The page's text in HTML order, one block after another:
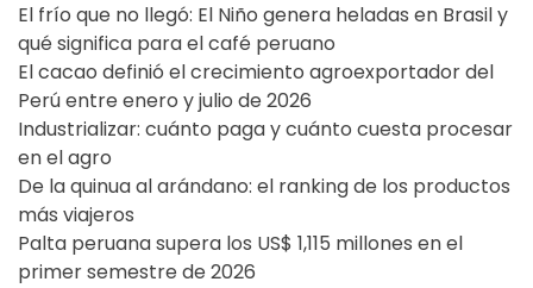
El frío que no llegó: El Niño genera heladas en Brasil y
qué significa para el café peruano
El cacao definió el crecimiento agroexportador del
Perú entre enero y julio de 2026
Industrializar: cuánto paga y cuánto cuesta procesar
en el agro
De la quinua al arándano: el ranking de los productos
más viajeros
Palta peruana supera los US$ 1,115 millones en el
primer semestre de 2026